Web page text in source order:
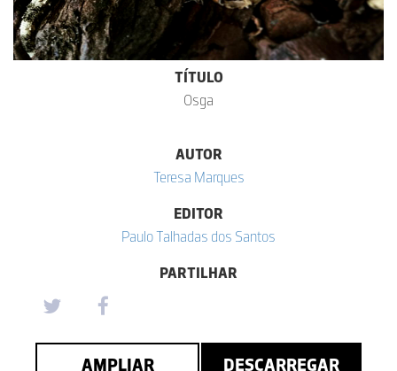
TÍTULO
Osga
AUTOR
Teresa Marques
EDITOR
Paulo Talhadas dos Santos
PARTILHAR
AMPLIAR DESCARREGAR